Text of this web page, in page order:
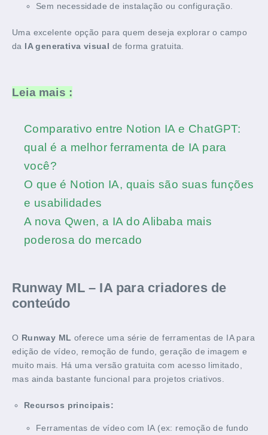
Sem necessidade de instalação ou configuração.
Uma excelente opção para quem deseja explorar o campo
da IA generativa visual de forma gratuita.
Leia mais :
Comparativo entre Notion IA e ChatGPT:
qual é a melhor ferramenta de IA para
você?
O que é Notion IA, quais são suas funções
e usabilidades
A nova Qwen, a IA do Alibaba mais
poderosa do mercado
Runway ML – IA para criadores de
conteúdo
O Runway ML oferece uma série de ferramentas de IA para
edição de vídeo, remoção de fundo, geração de imagem e
muito mais. Há uma versão gratuita com acesso limitado,
mas ainda bastante funcional para projetos criativos.
Recursos principais:
Ferramentas de vídeo com IA (ex: remoção de fundo